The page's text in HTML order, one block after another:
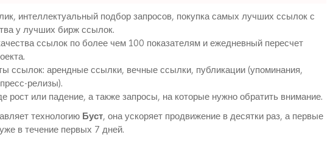
интеллектуальный подбор запросов, покупка самых лучших ссылок с
у лучших бирж ссылок.
ссылок по более чем 100 показателям и ежедневный пересчет
ссылок: арендные ссылки, вечные ссылки, публикации (упоминания,
релизы).
рост или падение, а также запросы, на которые нужно обратить внимание.
технологию Буст, она ускоряет продвижение в десятки раз, а первые
в течение первых 7 дней.